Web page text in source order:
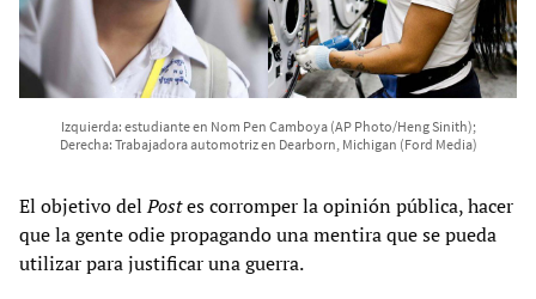
Izquierda: estudiante en Nom Pen Camboya (AP Photo/Heng Sinith);
Derecha: Trabajadora automotriz en Dearborn, Michigan (Ford Media)
El objetivo delPostes corromper la opinión pública, hacer
que la gente odie propagando una mentira que se pueda
utilizar para justificar una guerra.